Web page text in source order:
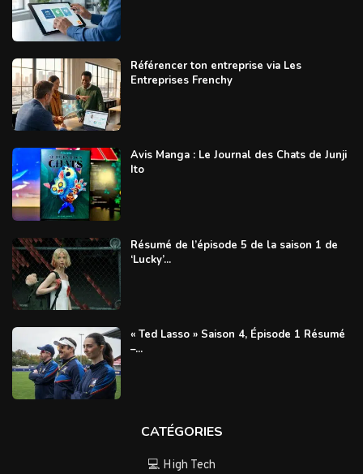
Référencer ton entreprise via Les
Entreprises Frenchy
Avis Manga : Le Journal des Chats de Junji
Ito
Résumé de l’épisode 5 de la saison 1 de
‘Lucky’...
« Ted Lasso » Saison 4, Épisode 1 Résumé
–...
CATÉGORIES
💻 High Tech